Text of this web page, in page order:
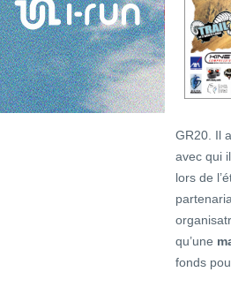
GR20. Il
avec qui
lors de
qu’une
fonds